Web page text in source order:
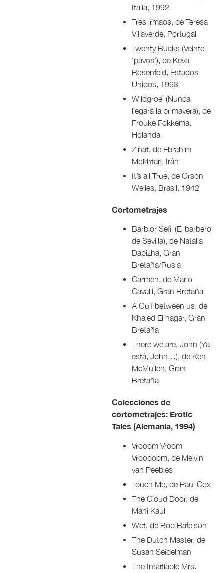
Italia, 1992
Tres irmaos, de Teresa
Villaverde, Portugal
Twenty Bucks (Veinte
‘pavos’), de Keva
Rosenfeld, Estados
Unidos, 1993
Wildgroei (Nunca
llegará la primavera), de
Frouke Fokkema,
Holanda
Zinat, de Ebrahim
Mokhtari, Irán
It’s all True, de Orson
Welles, Brasil, 1942
Cortometrajes
Barbior Sefil (El barbero
de Sevilla), de Natalia
Dabizha, Gran
Bretaña/Rusia
Carmen, de Mario
Cavalli, Gran Bretaña
A Gulf between us, de
Khaled El hagar, Gran
Bretaña
There we are, John (Ya
está, John…), de Ken
McMullen, Gran
Bretaña
Colecciones de
cortometrajes: Erotic
Tales (Alemania, 1994)
Vrooom Vroom
Vrooooom, de Melvin
van Peebles
Touch Me, de Paul Cox
The Cloud Door, de
Mani Kaul
Wet, de Bob Rafelson
The Dutch Master, de
Susan Seidelman
The Insatiable Mrs.